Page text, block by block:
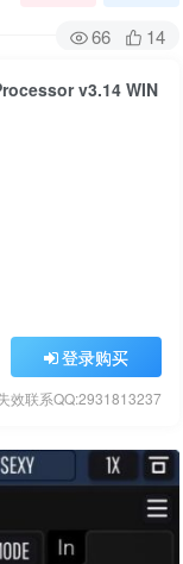
66 14
v3.14 WIN
登录购买
效联系QQ:2931813237